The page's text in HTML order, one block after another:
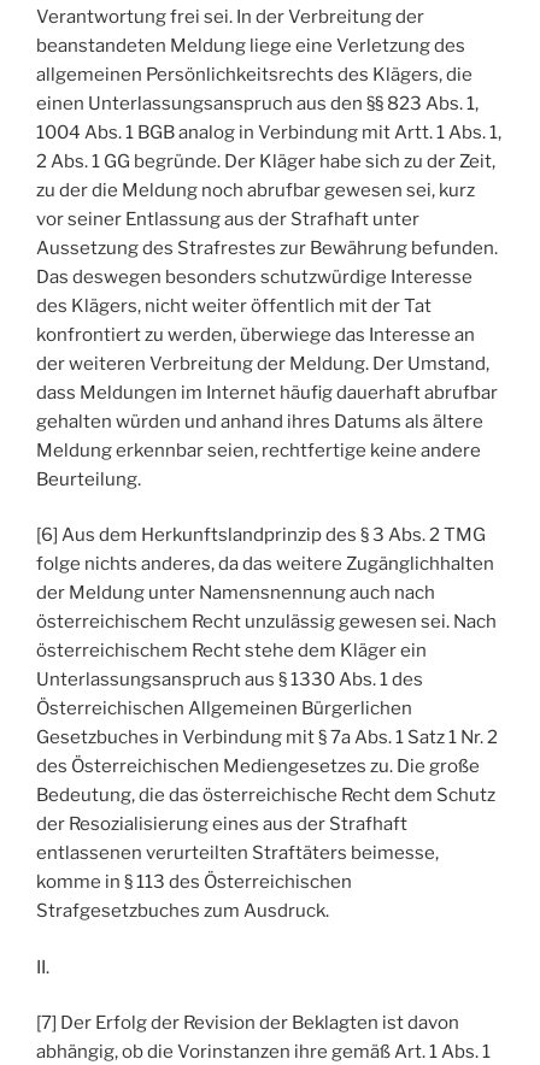
Verantwortung frei sei. In der Verbreitung der
beanstandeten Meldung liege eine Verletzung des
allgemeinen Persönlichkeitsrechts des Klägers, die
einen Unterlassungsanspruch aus den §§ 823 Abs. 1,
1004 Abs. 1 BGB analog in Verbindung mit Artt. 1 Abs. 1,
2 Abs. 1 GG begründe. Der Kläger habe sich zu der Zeit,
zu der die Meldung noch abrufbar gewesen sei, kurz
vor seiner Entlassung aus der Strafhaft unter
Aussetzung des Strafrestes zur Bewährung befunden.
Das deswegen besonders schutzwürdige Interesse
des Klägers, nicht weiter öffentlich mit der Tat
konfrontiert zu werden, überwiege das Interesse an
der weiteren Verbreitung der Meldung. Der Umstand,
dass Meldungen im Internet häufig dauerhaft abrufbar
gehalten würden und anhand ihres Datums als ältere
Meldung erkennbar seien, rechtfertige keine andere
Beurteilung.
[6] Aus dem Herkunftslandprinzip des § 3 Abs. 2 TMG
folge nichts anderes, da das weitere Zugänglichhalten
der Meldung unter Namensnennung auch nach
österreichischem Recht unzulässig gewesen sei. Nach
österreichischem Recht stehe dem Kläger ein
Unterlassungsanspruch aus § 1330 Abs. 1 des
Österreichischen Allgemeinen Bürgerlichen
Gesetzbuches in Verbindung mit § 7a Abs. 1 Satz 1 Nr. 2
des Österreichischen Mediengesetzes zu. Die große
Bedeutung, die das österreichische Recht dem Schutz
der Resozialisierung eines aus der Strafhaft
entlassenen verurteilten Straftäters beimesse,
komme in § 113 des Österreichischen
Strafgesetzbuches zum Ausdruck.
II.
[7] Der Erfolg der Revision der Beklagten ist davon
abhängig, ob die Vorinstanzen ihre gemäß Art. 1 Abs. 1